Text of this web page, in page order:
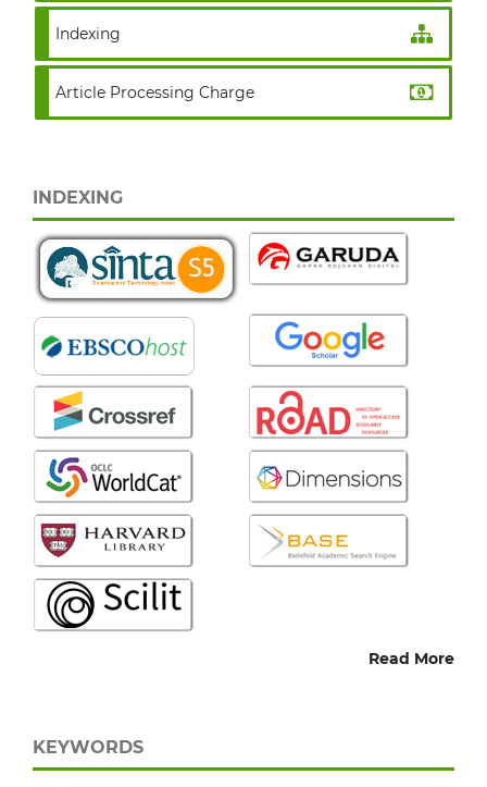
Indexing
Article Processing Charge
INDEXING
Read More
KEYWORDS